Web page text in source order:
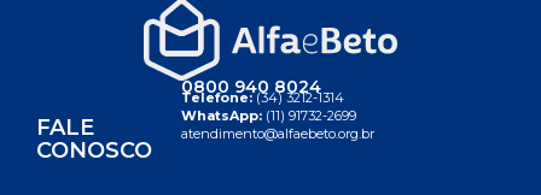
FALE
CONOSCO
0800 940 8024
Telefone:(34) 3212-1314
WhatsApp: (11) 91732-2699
atendimento@alfaebeto.org.br